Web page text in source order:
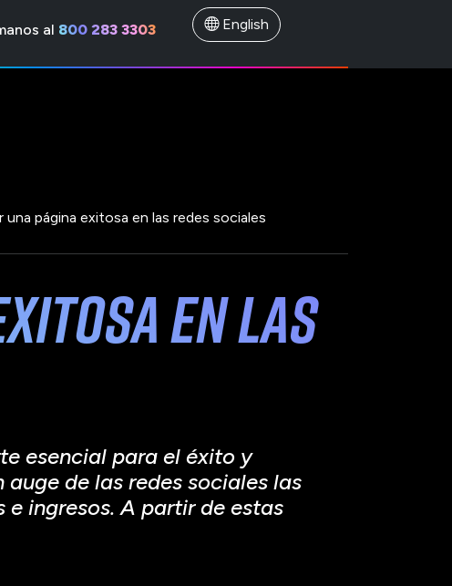
al 800 283 3303 English
una página exitosa en las redes sociales
en las
esencial para el éxito y
de las redes sociales las
ingresos. A partir de estas